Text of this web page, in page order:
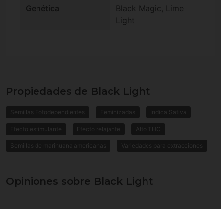
Genética
Black Magic, Lime
Light
Propiedades de Black Light
Semillas Fotodependientes Feminizadas Indica Sativa
Efecto estimulante Efecto relajante Alto THC
Semillas de marihuana americanas Variedades para extracciones
Opiniones sobre Black Light